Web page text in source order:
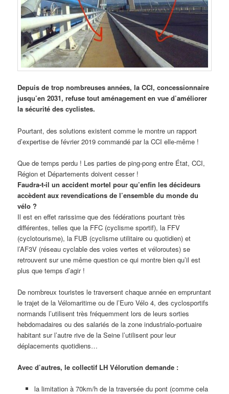
Depuis de trop nombreuses années, la CCI, concessionnaire
jusqu’en 2031, refuse tout aménagement en vue d’améliorer
la sécurité des cyclistes.
Pourtant, des solutions existent comme le montre un rapport
d’expertise de février 2019 commandé par la CCI elle-même !
Que de temps perdu ! Les parties de ping-pong entre État, CCI,
Région et Départements doivent cesser !
Faudra-t-il un accident mortel pour qu’enfin les décideurs
accèdent aux revendications de l’ensemble du monde du
vélo ?
Il est en effet rarissime que des fédérations pourtant très
différentes, telles que la FFC (cyclisme sportif), la FFV
(cyclotourisme), la FUB (cyclisme utilitaire ou quotidien) et
l’AF3V (réseau cyclable des voies vertes et véloroutes) se
retrouvent sur une même question ce qui montre bien qu’il est
plus que temps d’agir !
De nombreux touristes le traversent chaque année en empruntant
le trajet de la Vélomaritime ou de l’Euro Vélo 4, des cyclosportifs
normands l’utilisent très fréquemment lors de leurs sorties
hebdomadaires ou des salariés de la zone industrialo-portuaire
habitant sur l’autre rive de la Seine l’utilisent pour leur
déplacements quotidiens…
Avec d’autres, le collectif LH Vélorution demande :
la limitation à 70km/h de la traversée du pont (comme cela